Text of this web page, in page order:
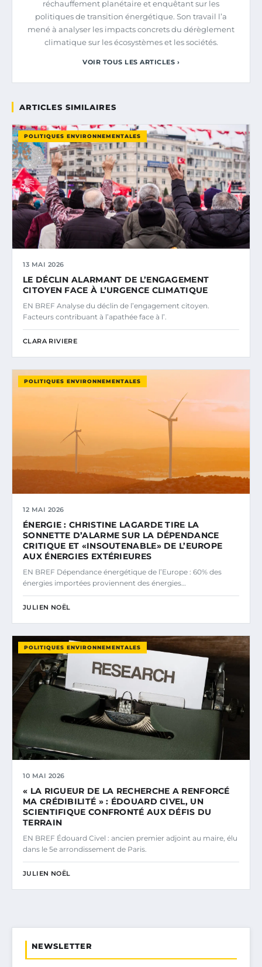
réchauffement planétaire et enquêtant sur les
politiques de transition énergétique. Son travail l’a
mené à analyser les impacts concrets du dérèglement
climatique sur les écosystèmes et les sociétés.
VOIR TOUS LES ARTICLES ›
ARTICLES SIMILAIRES
POLITIQUES ENVIRONNEMENTALES
13 MAI 2026
LE DÉCLIN ALARMANT DE L’ENGAGEMENT
CITOYEN FACE À L’URGENCE CLIMATIQUE
EN BREF Analyse du déclin de l’engagement citoyen.
Facteurs contribuant à l’apathée face à l’.
CLARA RIVIERE
POLITIQUES ENVIRONNEMENTALES
12 MAI 2026
ÉNERGIE : CHRISTINE LAGARDE TIRE LA
SONNETTE D’ALARME SUR LA DÉPENDANCE
CRITIQUE ET «INSOUTENABLE» DE L’EUROPE
AUX ÉNERGIES EXTÉRIEURES
EN BREF Dépendance énergétique de l’Europe : 60% des
énergies importées proviennent des énergies…
JULIEN NOËL
POLITIQUES ENVIRONNEMENTALES
10 MAI 2026
« LA RIGUEUR DE LA RECHERCHE A RENFORCÉ
MA CRÉDIBILITÉ » : ÉDOUARD CIVEL, UN
SCIENTIFIQUE CONFRONTÉ AUX DÉFIS DU
TERRAIN
EN BREF Édouard Civel : ancien premier adjoint au maire, élu
dans le 5e arrondissement de Paris.
JULIEN NOËL
NEWSLETTER